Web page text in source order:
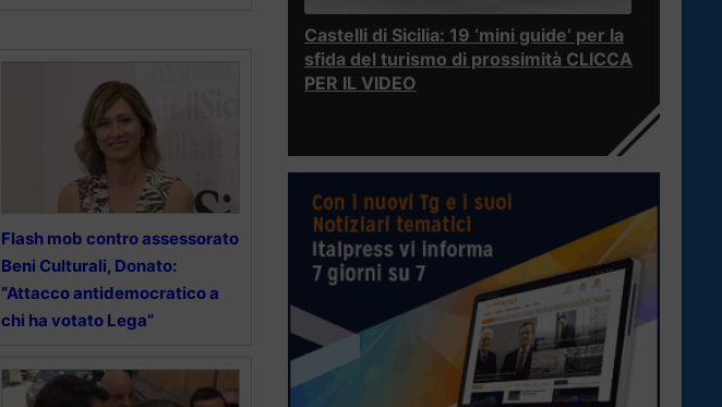
Flash mob contro assessorato
Beni Culturali, Donato:
“Attacco antidemocratico a
chi ha votato Lega”
Castelli di Sicilia: 19 ‘mini guide’ per la
sfida del turismo di prossimità CLICCA
PER IL VIDEO